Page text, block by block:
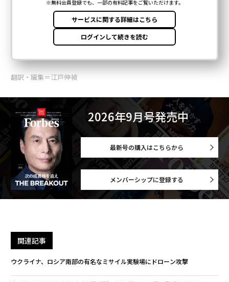
翻訳・編集＝江戸伸禎
2026年9月号発売中
最新号の購入はこちらから
メンバーシップに登録する
関連記事
ウクライナ、ロシア南部の有名なミサイル実験場にドローン攻撃